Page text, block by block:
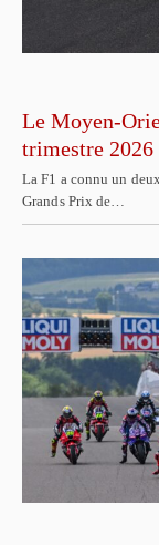
Le Moyen-
trimestre 2026
La F1 a connu un
Grands Prix de…